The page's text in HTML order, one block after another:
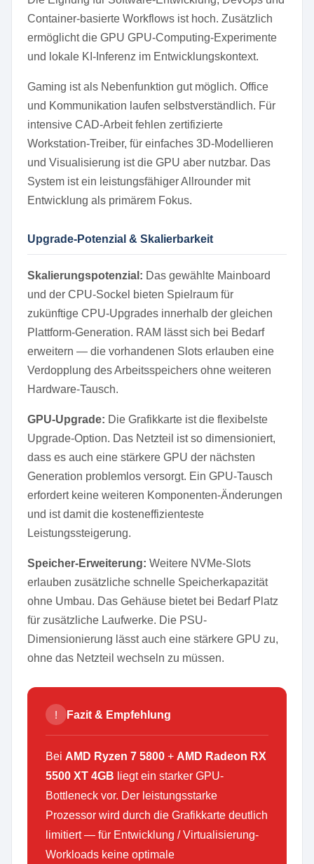
Container-basierte Workflows ist hoch. Zusätzlich
ermöglicht die GPU GPU-Computing-Experimente
und lokale KI-Inferenz im Entwicklungskontext.
Gaming ist als Nebenfunktion gut möglich. Office
und Kommunikation laufen selbstverständlich. Für
intensive CAD-Arbeit fehlen zertifizierte
Workstation-Treiber, für einfaches 3D-Modellieren
und Visualisierung ist die GPU aber nutzbar. Das
System ist ein leistungsfähiger Allrounder mit
Entwicklung als primärem Fokus.
Upgrade-Potenzial & Skalierbarkeit
Skalierungspotenzial: Das gewählte Mainboard
und der CPU-Sockel bieten Spielraum für
zukünftige CPU-Upgrades innerhalb der gleichen
Plattform-Generation. RAM lässt sich bei Bedarf
erweitern — die vorhandenen Slots erlauben eine
Verdopplung des Arbeitsspeichers ohne weiteren
Hardware-Tausch.
GPU-Upgrade: Die Grafikkarte ist die flexibelste
Upgrade-Option. Das Netzteil ist so dimensioniert,
dass es auch eine stärkere GPU der nächsten
Generation problemlos versorgt. Ein GPU-Tausch
erfordert keine weiteren Komponenten-Änderungen
und ist damit die kosteneffizienteste
Leistungssteigerung.
Speicher-Erweiterung: Weitere NVMe-Slots
erlauben zusätzliche schnelle Speicherkapazität
ohne Umbau. Das Gehäuse bietet bei Bedarf Platz
für zusätzliche Laufwerke. Die PSU-
Dimensionierung lässt auch eine stärkere GPU zu,
ohne das Netzteil wechseln zu müssen.
! Fazit & Empfehlung
Bei AMD Ryzen 7 5800 + AMD Radeon RX
5500 XT 4GB liegt ein starker GPU-
Bottleneck vor. Der leistungsstarke
Prozessor wird durch die Grafikkarte deutlich
limitiert — für Entwicklung / Virtualisierung-
Workloads keine optimale